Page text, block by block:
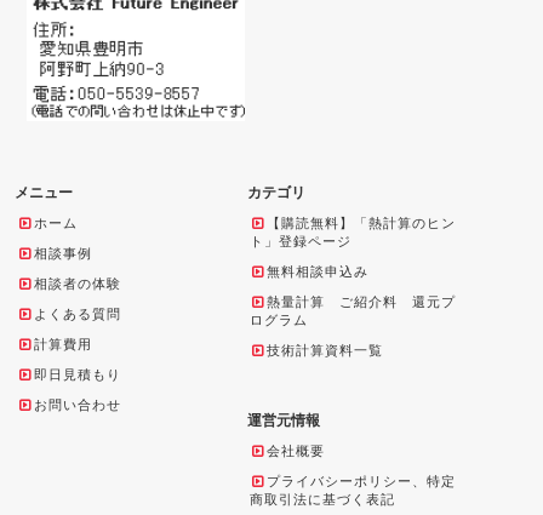
メニュー
ホーム
相談事例
相談者の体験
よくある質問
計算費用
即日見積もり
お問い合わせ
カテゴリ
【購読無料】「熱計算のヒン
ト」登録ページ
無料相談申込み
熱量計算 ご紹介料 還元プ
ログラム
技術計算資料一覧
運営元情報
会社概要
プライバシーポリシー、特定
商取引法に基づく表記